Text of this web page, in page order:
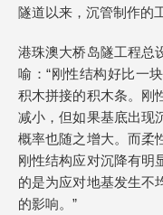
隧道以来，沉管制作的
港珠澳大桥岛隧工程总
喻：“刚性结构好比一
积木拼接的积木条。刚
减小，但如果基底出现
概率也随之增大。而柔
刚性结构应对沉降有明
的是为应对地基发生不
的影响。”